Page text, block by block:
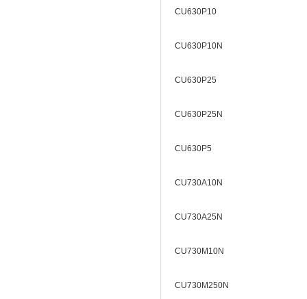
CU630P10
CU630P10N
CU630P25
CU630P25N
CU630P5
CU730A10N
CU730A25N
CU730M10N
CU730M250N